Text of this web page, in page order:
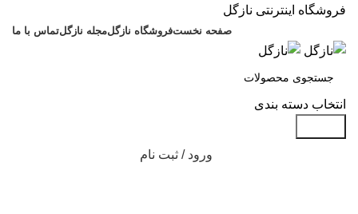
فروشگاه اینترنتی نازگل
صفحه نخستفروشگاه نازگلمجله نازگلتماس با ما
انتخاب دسته بندی
ورود / ثبت نام